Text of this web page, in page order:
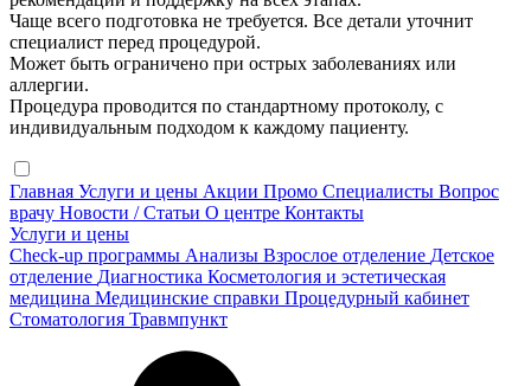
Чаще всего подготовка не требуется. Все детали уточнит
специалист перед процедурой.
Может быть ограничено при острых заболеваниях или
аллергии.
Процедура проводится по стандартному протоколу, с
индивидуальным подходом к каждому пациенту.
Главная Услуги и цены Акции Промо Специалисты Вопрос
врачу Новости / Статьи О центре Контакты
Услуги и цены
Check-up программы Анализы Взрослое отделение Детское
отделение Диагностика Косметология и эстетическая
медицина Медицинские справки Процедурный кабинет
Стоматология Травмпункт